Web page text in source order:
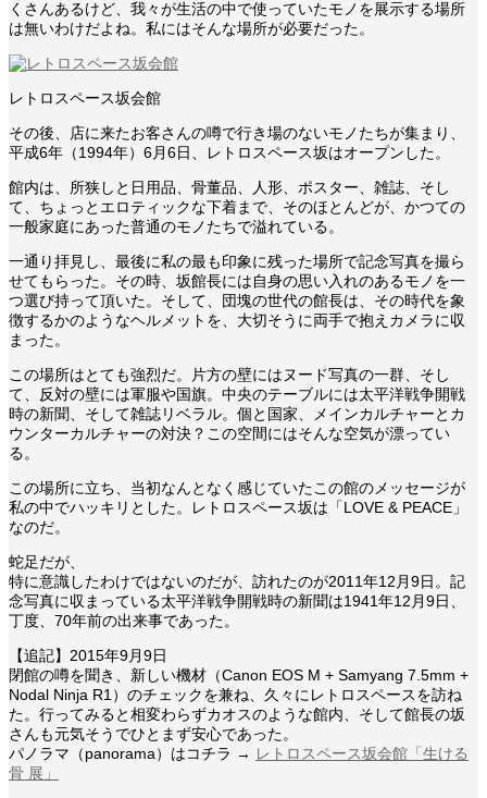
くさんあるけど、我々が生活の中で使っていたモノを展示する場所
は無いわけだよね。私にはそんな場所が必要だった。
レトロスペース坂会館
その後、店に来たお客さんの噂で行き場のないモノたちが集まり、
平成6年（1994年）6月6日、レトロスペース坂はオープンした。
館内は、所狭しと日用品、骨董品、人形、ポスター、雑誌、そし
て、ちょっとエロティックな下着まで、そのほとんどが、かつての
一般家庭にあった普通のモノたちで溢れている。
一通り拝見し、最後に私の最も印象に残った場所で記念写真を撮ら
せてもらった。その時、坂館長には自身の思い入れのあるモノを一
つ選び持って頂いた。そして、団塊の世代の館長は、その時代を象
徴するかのようなヘルメットを、大切そうに両手で抱えカメラに収
まった。
この場所はとても強烈だ。片方の壁にはヌード写真の一群、そし
て、反対の壁には軍服や国旗。中央のテーブルには太平洋戦争開戦
時の新聞、そして雑誌リベラル。個と国家、メインカルチャーとカ
ウンターカルチャーの対決？この空間にはそんな空気が漂ってい
る。
この場所に立ち、当初なんとなく感じていたこの館のメッセージが
私の中でハッキリとした。レトロスペース坂は「LOVE & PEACE」
なのだ。
蛇足だが、
特に意識したわけではないのだが、訪れたのが2011年12月9日。記
念写真に収まっている太平洋戦争開戦時の新聞は1941年12月9日、
丁度、70年前の出来事であった。
【追記】2015年9月9日
閉館の噂を聞き、新しい機材（Canon EOS M + Samyang 7.5mm +
Nodal Ninja R1）のチェックを兼ね、久々にレトロスペースを訪ね
た。行ってみると相変わらずカオスのような館内、そして館長の坂
さんも元気そうでひとまず安心であった。
パノラマ（panorama）はコチラ → レトロスペース坂会館「生ける
骨 展」